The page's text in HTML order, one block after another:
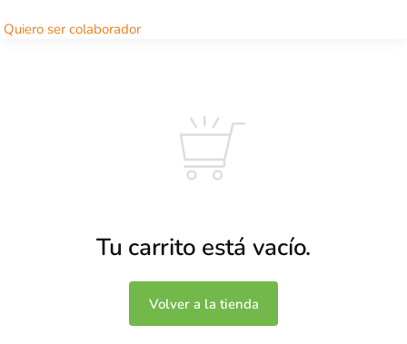
Quiero ser colaborador
Tu carrito está vacío.
Volver a la tienda